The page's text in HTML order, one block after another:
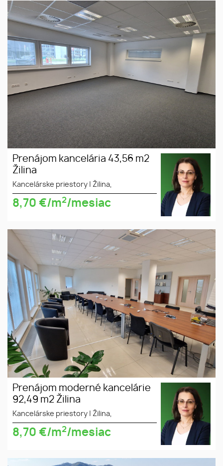
Prenájom kancelária 43,56 m2
Žilina
Prenájom kancelária 43,56 m2
Žilina
Kancelárske priestory Žilina,
8,70 €/m2/mesiac
Prenájom moderné kancelárie
92,49 m2 Žilina
Prenájom moderné kancelárie
92,49 m2 Žilina
Kancelárske priestory Žilina,
8,70 €/m2/mesiac